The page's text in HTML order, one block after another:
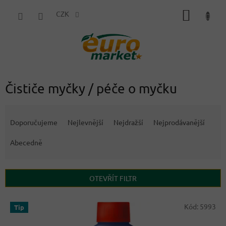
CZK
Čističe myčky / péče o myčku
r
Doporučujeme Nejlevnější Nejdražší Nejprodávanější
Abecedně
OTEVŘÍT FILTR
V Tip Kód: 5993